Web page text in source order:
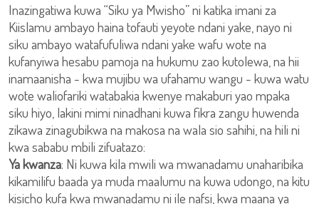
Inazingatiwa kuwa “Siku ya Mwisho” ni katika imani za
Kiislamu ambayo haina tofauti yeyote ndani yake, nayo ni
siku ambayo watafufuliwa ndani yake wafu wote na
kufanyiwa hesabu pamoja na hukumu zao kutolewa, na hii
inamaanisha - kwa mujibu wa ufahamu wangu - kuwa watu
wote waliofariki watabakia kwenye makaburi yao mpaka
siku hiyo, lakini mimi ninadhani kuwa fikra zangu huwenda
zikawa zinagubikwa na makosa na wala sio sahihi, na hili ni
kwa sababu mbili zifuatazo:
Ya kwanza: Ni kuwa kila mwili wa mwanadamu unaharibika
kikamilifu baada ya muda maalumu na kuwa udongo, na kitu
kisicho kufa kwa mwanadamu ni ile nafsi, kwa maana ya